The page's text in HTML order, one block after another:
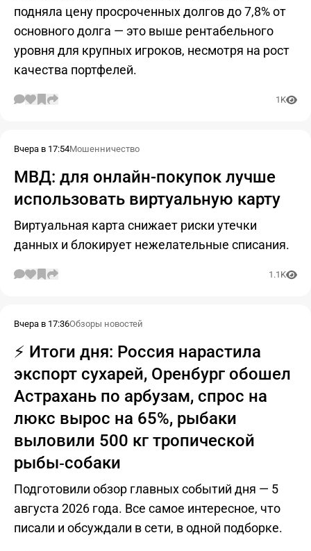
подняла цену просроченных долгов до 7,8% от
основного долга — это выше рентабельного
уровня для крупных игроков, несмотря на рост
качества портфелей.
1K
Вчера в 17:54Мошенничество
МВД: для онлайн-покупок лучше
использовать виртуальную карту
Виртуальная карта снижает риски утечки
данных и блокирует нежелательные списания.
1.1K
Вчера в 17:36Обзоры новостей
⚡️ Итоги дня: Россия нарастила
экспорт сухарей, Оренбург обошел
Астрахань по арбузам, спрос на
люкс вырос на 65%, рыбаки
выловили 500 кг тропической
рыбы‑собаки
Подготовили обзор главных событий дня — 5
августа 2026 года. Все самое интересное, что
писали и обсуждали в сети, в одной подборке.